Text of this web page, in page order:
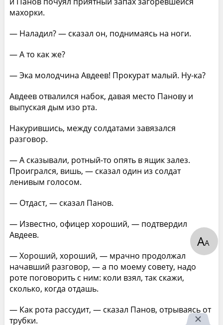
махорки.
— Наладил? — сказал он, поднимаясь на ноги.
— А то как же?
— Эка молодчина Авдеев! Прокурат малый. Ну-ка?
Авдеев отвалился набок, давая место Панову и
выпуская дым изо рта.
Накурившись, между солдатами завязался
разговор.
— А сказывали, ротный-то опять в ящик залез.
Проигрался, вишь, — сказал один из солдат
ленивым голосом.
— Отдаст, — сказал Панов.
— Известно, офицер хороший, — подтвердил
Авдеев.
— Хороший, хороший, — мрачно продолжал
начавший разговор, — а по моему совету, надо
роте поговорить с ним: коли взял, так скажи,
сколько, когда отдашь.
— Как рота рассудит, — сказал Панов, отрываясь от
трубки.
АА